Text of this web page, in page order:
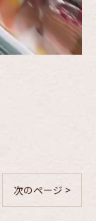
次のページ >